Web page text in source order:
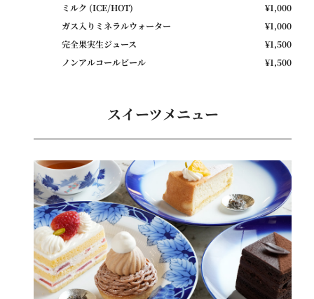
ミルク (ICE/HOT)
¥1,000
ガス入りミネラルウォーター
¥1,000
完全果実生ジュース
¥1,500
ノンアルコールビール
¥1,500
スイーツメニュー